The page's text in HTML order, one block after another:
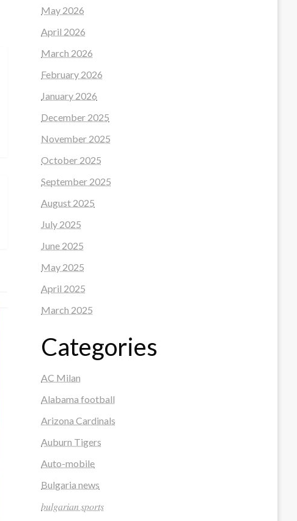
May 2026
April 2026
March 2026
February 2026
January 2026
December 2025
November 2025
October 2025
September 2025
August 2025
July 2025
June 2025
May 2025
April 2025
March 2025
Categories
AC Milan
Alabama football
Arizona Cardinals
Auburn Tigers
Auto-mobile
Bulgaria news
𝑏𝑢𝑙𝑔𝑎𝑟𝑖𝑎𝑛 𝑠𝑝𝑜𝑟𝑡𝑠